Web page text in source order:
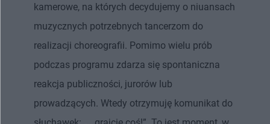
kamerowe, na których decydujemy o niuansach
muzycznych potrzebnych tancerzom do
realizacji choreografii. Pomimo wielu prób
podczas programu zdarza się spontaniczna
reakcja publiczności, jurorów lub
prowadzących. Wtedy otrzymuję komunikat do